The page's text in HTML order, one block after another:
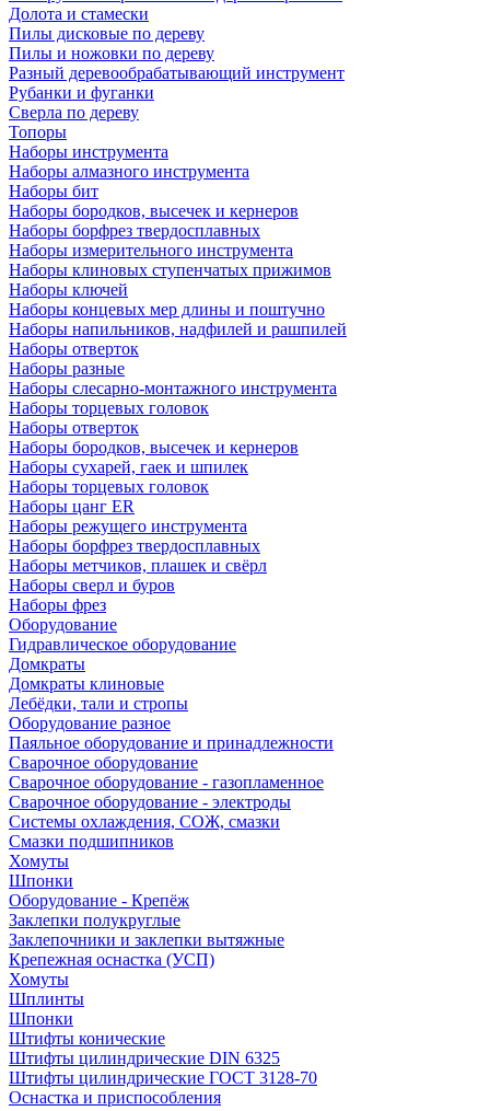
Долота и стамески
Пилы дисковые по дереву
Пилы и ножовки по дереву
Разный деревообрабатывающий инструмент
Рубанки и фуганки
Сверла по дереву
Топоры
Наборы инструмента
Наборы алмазного инструмента
Наборы бит
Наборы бородков, высечек и кернеров
Наборы борфрез твердосплавных
Наборы измерительного инструмента
Наборы клиновых ступенчатых прижимов
Наборы ключей
Наборы концевых мер длины и поштучно
Наборы напильников, надфилей и рашпилей
Наборы отверток
Наборы разные
Наборы слесарно-монтажного инструмента
Наборы торцевых головок
Наборы отверток
Наборы бородков, высечек и кернеров
Наборы сухарей, гаек и шпилек
Наборы торцевых головок
Наборы цанг ER
Наборы режущего инструмента
Наборы борфрез твердосплавных
Наборы метчиков, плашек и свёрл
Наборы сверл и буров
Наборы фрез
Оборудование
Гидравлическое оборудование
Домкраты
Домкраты клиновые
Лебёдки, тали и стропы
Оборудование разное
Паяльное оборудование и принадлежности
Сварочное оборудование
Сварочное оборудование - газопламенное
Сварочное оборудование - электроды
Системы охлаждения, СОЖ, смазки
Смазки подшипников
Хомуты
Шпонки
Оборудование - Крепёж
Заклепки полукруглые
Заклепочники и заклепки вытяжные
Крепежная оснастка (УСП)
Хомуты
Шплинты
Шпонки
Штифты конические
Штифты цилиндрические DIN 6325
Штифты цилиндрические ГОСТ 3128-70
Оснастка и приспособления